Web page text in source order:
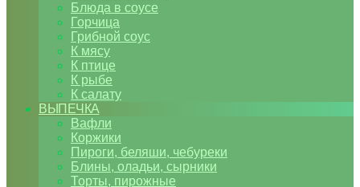
Блюда в соусе
Горчица
Грибной соус
К мясу
К птице
К рыбе
К салату
ВЫПЕЧКА
Вафли
Коржики
Пироги, беляши, чебуреки
Блины, оладьи, сырники
Торты, пирожные